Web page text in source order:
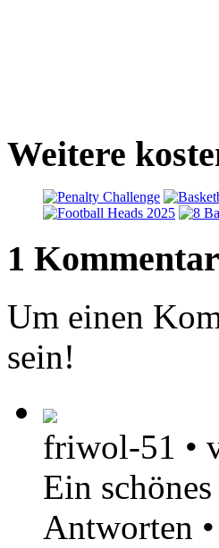
Weitere
1
Um einen
sein!
friwol-51 •
Ein
Antworten •